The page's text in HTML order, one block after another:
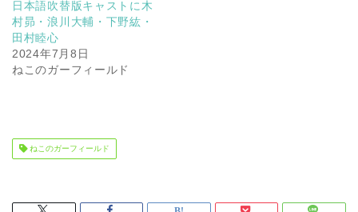
日本語吹替版キャストに木
村昴・浪川大輔・下野紘・
田村睦心
2024年7月8日
ねこのガーフィールド
ねこのガーフィールド